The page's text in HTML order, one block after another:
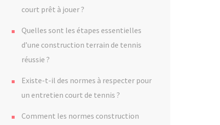
court prêt à jouer ?
Quelles sont les étapes essentielles
d’une construction terrain de tennis
réussie ?
Existe-t-il des normes à respecter pour
un entretien court de tennis ?
Comment les normes construction